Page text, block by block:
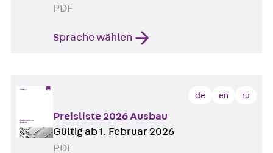
PDF
Sprache wählen
de en ru
Preisliste 2026 Ausbau
Gültig ab 1. Februar 2026
PDF